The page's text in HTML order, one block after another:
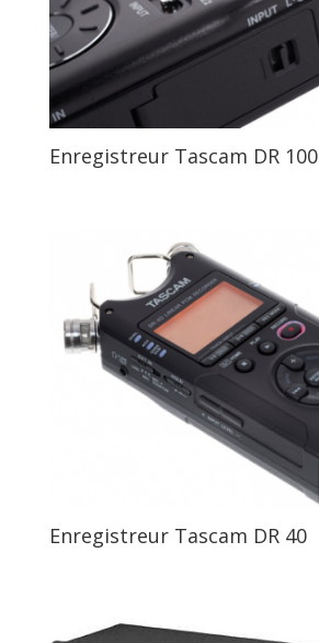
Enregistreur Tascam DR 100
Enregistreur Tascam DR 40